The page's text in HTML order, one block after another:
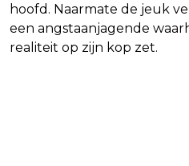
hoofd. Naarmate de jeuk
een angstaanjagende
realiteit op zijn kop zet.